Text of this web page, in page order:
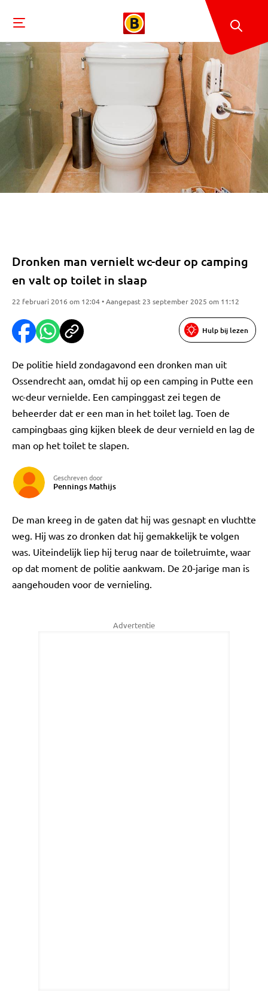
Dronken man vernielt wc-deur op camping
en valt op toilet in slaap
22 februari 2016 om 12:04 • Aangepast 23 september 2025 om 11:12
Hulp bij lezen
De politie hield zondagavond een dronken man uit
Ossendrecht aan, omdat hij op een camping in Putte een
wc-deur vernielde. Een campinggast zei tegen de
beheerder dat er een man in het toilet lag. Toen de
campingbaas ging kijken bleek de deur vernield en lag de
man op het toilet te slapen.
Geschreven door
Pennings Mathijs
De man kreeg in de gaten dat hij was gesnapt en vluchtte
weg. Hij was zo dronken dat hij gemakkelijk te volgen
was. Uiteindelijk liep hij terug naar de toiletruimte, waar
op dat moment de politie aankwam. De 20-jarige man is
aangehouden voor de vernieling.
Advertentie